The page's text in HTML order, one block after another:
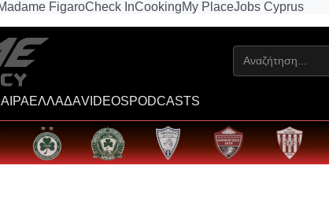
FigaroCheck InCookingMy PlaceJobs Cyprus
ΕΛΛΑΔΑVIDEOSPODCASTS